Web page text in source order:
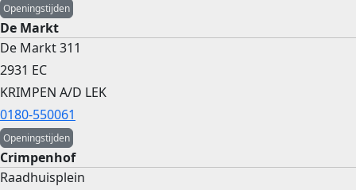
Openingstijden
De Markt
De Markt 311
2931 EC
KRIMPEN A/D LEK
0180-550061
Openingstijden
Crimpenhof
Raadhuisplein